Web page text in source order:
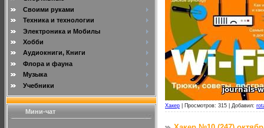
Своими руками
Техника и технологии
Электроника и Мобилы
Хобби
Аудиокниги, Книги
Флора и фауна
Музыка
Учебники
Мини-чат
Хакер Просмотров: 315 | Добавил: